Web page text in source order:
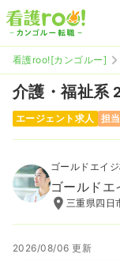
看護roo![カンゴルー]
介護・福祉系
エージェント求人 担
ゴールドエイ
ゴールドエ
三重県四日
2026/08/06 更新